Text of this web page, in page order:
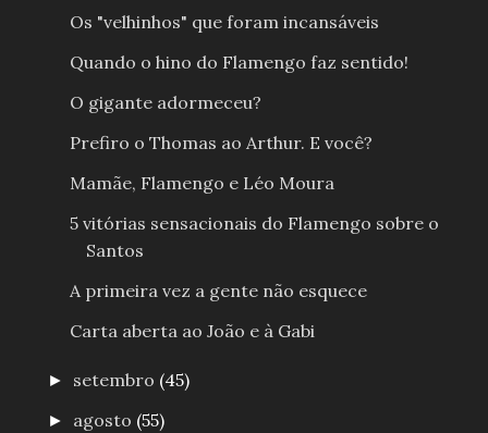
Os "velhinhos" que foram incansáveis
Quando o hino do Flamengo faz sentido!
O gigante adormeceu?
Prefiro o Thomas ao Arthur. E você?
Mamãe, Flamengo e Léo Moura
5 vitórias sensacionais do Flamengo sobre o
Santos
A primeira vez a gente não esquece
Carta aberta ao João e à Gabi
► setembro (45)
► agosto (55)